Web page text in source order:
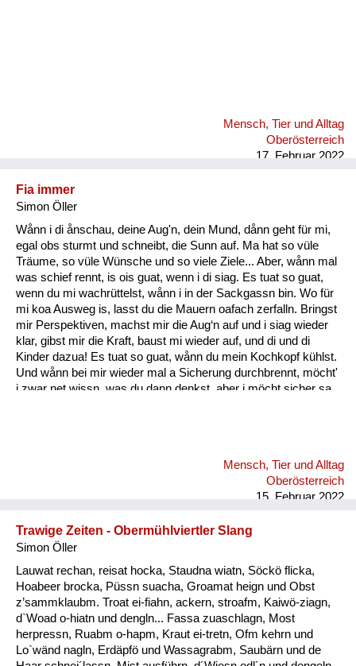
Mensch, Tier und Alltag
Oberösterreich
17. Februar 2022
Fia immer
Simon Öller
Wånn i di ånschau, deine Aug'n, dein Mund, dånn geht für mi,
egal obs sturmt und schneibt, die Sunn auf. Ma hat so vüle
Träume, so vüle Wünsche und so viele Ziele... Aber, wånn mal
was schief rennt, is ois guat, wenn i di siag. Es tuat so guat,
wenn du mi wachrüttelst, wånn i in der Sackgassn bin. Wo für
mi koa Ausweg is, lasst du die Mauern oafach zerfalln. Bringst
mir Perspektiven, machst mir die Aug‘n auf und i siag wieder
klar, gibst mir die Kraft, baust mi wieder auf, und di und di
Kinder dazua! Es tuat so guat, wånn du mein Kochkopf kühlst.
Und wånn bei mir wieder mal a Sicherung durchbrennt, möcht'
i zwar net wissn, was du dann denkst, aber i möcht sicher sa,
immer! Wånn i di anschau, deine Aug’n, all’s ån dir, dånn geht
Mensch, Tier und Alltag
Oberösterreich
15. Februar 2022
Trawige Zeiten - Obermühlviertler Slang
Simon Öller
Lauwat rechan, reisat hocka, Staudna wiatn, Söckö flicka,
Hoabeer brocka, Püssn suacha, Groamat heign und Obst
z’sammklaubm. Troat ei-fiahn, ackern, stroafm, Kaiwö-ziagn,
d`Woad o-hiatn und dengln... Fassa zuaschlagn, Most
herpressn, Ruabm o-hapm, Kraut ei-tretn, Ofm kehrn und
Lo`wänd nagln, Erdäpfö und Wassagrabm, Saubärn und de